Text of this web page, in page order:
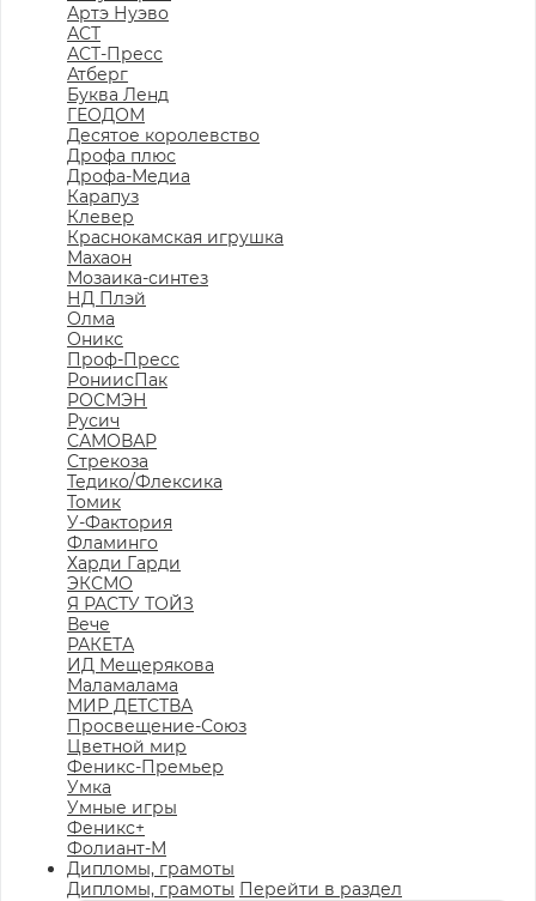
Артэ Нуэво
АСТ
АСТ-Пресс
Атберг
Буква Ленд
ГЕОДОМ
Десятое королевство
Дрофа плюс
Дрофа-Медиа
Карапуз
Клевер
Краснокамская игрушка
Махаон
Мозаика-синтез
НД Плэй
Олма
Оникс
Проф-Пресс
РониисПак
РОСМЭН
Русич
САМОВАР
Стрекоза
Тедико/Флексика
Томик
У-Фактория
Фламинго
Харди Гарди
ЭКСМО
Я РАСТУ ТОЙЗ
Вече
РАКЕТА
ИД Мещерякова
Маламалама
МИР ДЕТСТВА
Просвещение-Союз
Цветной мир
Феникс-Премьер
Умка
Умные игры
Феникс+
Фолиант-М
Дипломы, грамоты
Дипломы, грамоты Перейти в раздел